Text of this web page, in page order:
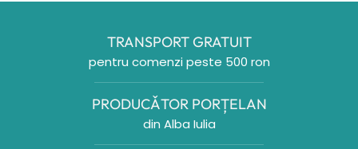
TRANSPORT GRATUIT
pentru comenzi peste 500 ron
PRODUCǍTOR PORȚELAN
din Alba Iulia